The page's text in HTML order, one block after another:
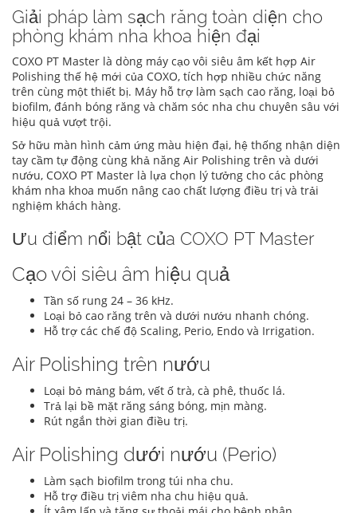
Giải pháp làm sạch răng toàn diện cho
phòng khám nha khoa hiện đại
COXO PT Master là dòng máy cạo vôi siêu âm kết hợp Air
Polishing thế hệ mới của COXO, tích hợp nhiều chức năng
trên cùng một thiết bị. Máy hỗ trợ làm sạch cao răng, loại bỏ
biofilm, đánh bóng răng và chăm sóc nha chu chuyên sâu với
hiệu quả vượt trội.
Sở hữu màn hình cảm ứng màu hiện đại, hệ thống nhận diện
tay cầm tự động cùng khả năng Air Polishing trên và dưới
nướu, COXO PT Master là lựa chọn lý tưởng cho các phòng
khám nha khoa muốn nâng cao chất lượng điều trị và trải
nghiệm khách hàng.
Ưu điểm nổi bật của COXO PT Master
Cạo vôi siêu âm hiệu quả
Tần số rung 24 – 36 kHz.
Loại bỏ cao răng trên và dưới nướu nhanh chóng.
Hỗ trợ các chế độ Scaling, Perio, Endo và Irrigation.
Air Polishing trên nướu
Loại bỏ mảng bám, vết ố trà, cà phê, thuốc lá.
Trả lại bề mặt răng sáng bóng, mịn màng.
Rút ngắn thời gian điều trị.
Air Polishing dưới nướu (Perio)
Làm sạch biofilm trong túi nha chu.
Hỗ trợ điều trị viêm nha chu hiệu quả.